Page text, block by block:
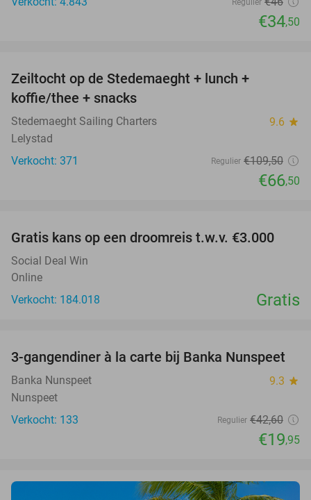
€34,50
Zeiltocht op de Stedemaeght + lunch +
koffie/thee + snacks
Stedemaeght Sailing Charters 9.6 star
Lelystad
Verkocht: 371
Regulier €109,50
€66,50
Gratis kans op een droomreis t.w.v. €3.000
Social Deal Win
Online
Verkocht: 184.018
Gratis
53%
3-gangendiner à la carte bij Banka Nunspeet
Banka Nunspeet 9.3 star
Nunspeet
Verkocht: 133
Regulier €42,60
€19,95